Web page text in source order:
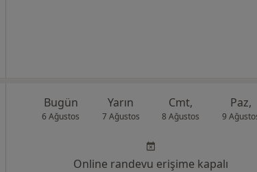
Bugün
6 Ağustos
Yarın
7 Ağustos
Cmt,
8 Ağustos
Paz,
9
Online randevu erişime kapalı